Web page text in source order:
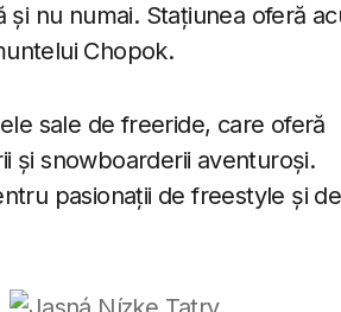
și nu numai. Stațiunea oferă
Chopok.
sale de freeride, care oferă
și snowboarderii aventuroși.
pasionații de freestyle și de